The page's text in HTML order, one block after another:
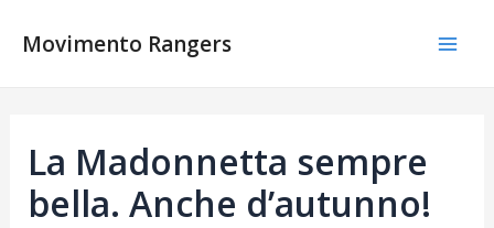
Movimento Rangers
La Madonnetta sempre
bella. Anche d’autunno!